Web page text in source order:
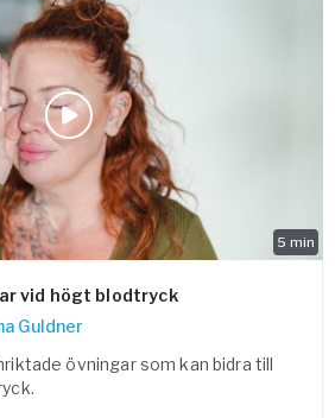
5 min
vid högt blodtryck
Guldner
övningar som kan bidra till